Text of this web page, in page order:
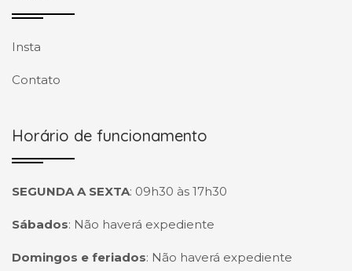
Insta
Contato
Horário de funcionamento
SEGUNDA A SEXTA: 09h30 às 17h30
Sábados: Não haverá expediente
Domingos e feriados: Não haverá expediente